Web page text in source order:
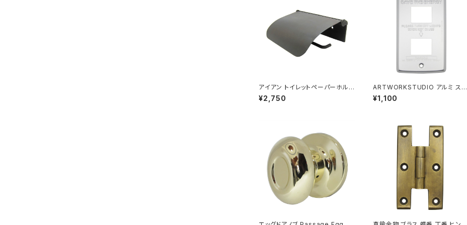
アイアン トイレットペーパーホルダ
ー アンティークブラック
¥2,750
ARTWORKSTUDIO アルミ スイ
ッチプレート コンセントカバー 2口
¥1,100